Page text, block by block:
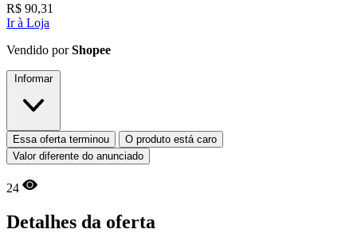
R$ 90,31
Ir à Loja
Vendido porShopee
Informar
Essa oferta terminou
O produto está caro
Valor diferente do anunciado
24
Detalhes da oferta